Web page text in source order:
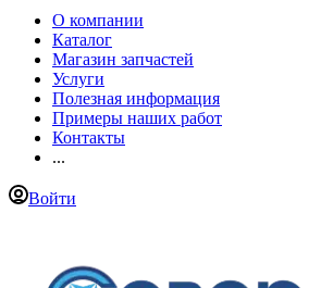
О компании
Каталог
Магазин запчастей
Услуги
Полезная информация
Примеры наших работ
Контакты
...
Войти